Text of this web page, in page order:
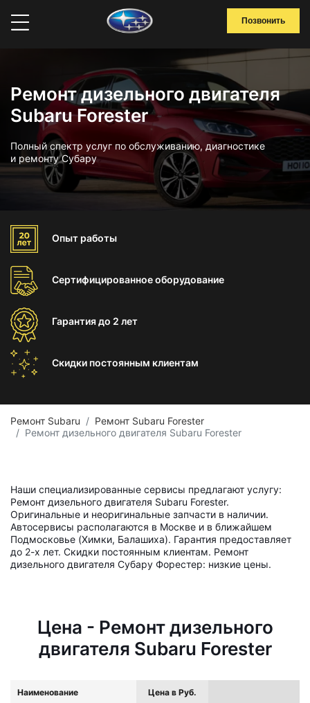
Позвонить
Ремонт дизельного двигателя
Subaru Forester
Полный спектр услуг по обслуживанию, диагностике
и ремонту Субару
Опыт работы
Сертифицированноеоборудование
Гарантиядо 2 лет
Скидки постоянным клиентам
Ремонт Subaru
Ремонт Subaru Forester
Ремонт дизельного двигателя Subaru Forester
Наши специализированные сервисы предлагают услугу:
Ремонт дизельного двигателя Subaru Forester.
Оригинальные и неоригинальные запчасти в наличии.
Автосервисы располагаются в Москве и в ближайшем
Подмосковье (Химки, Балашиха). Гарантия предоставляет
до 2-х лет. Скидки постоянным клиентам. Ремонт
дизельного двигателя Субару Форестер: низкие цены.
Цена - Ремонт дизельного
двигателя Subaru Forester
Наименование Цена в Руб.